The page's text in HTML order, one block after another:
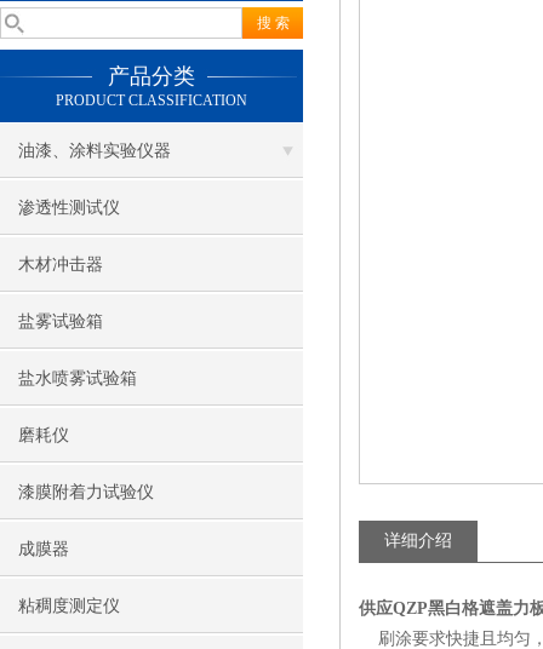
产品分类
PRODUCT CLASSIFICATION
油漆、涂料实验仪器
渗透性测试仪
木材冲击器
盐雾试验箱
盐水喷雾试验箱
磨耗仪
漆膜附着力试验仪
成膜器
粘稠度测定仪
详细介绍
供应QZP黑白格遮盖力
刷涂要求快捷且均匀